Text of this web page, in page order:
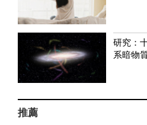
研究：
系暗物
推薦